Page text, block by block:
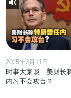
2025年3月11日
时事大家谈：美财长
内习不会攻台？